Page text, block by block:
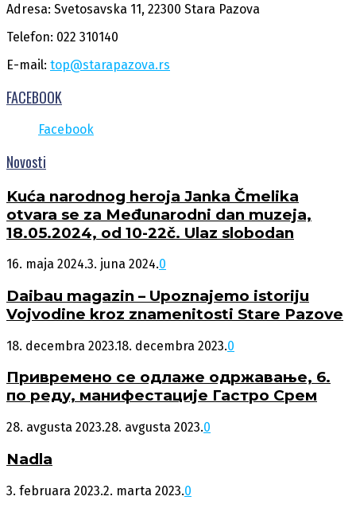
Adresa: Svetosavska 11, 22300 Stara Pazova
Telefon: 022 310140
E-mail: top@starapazova.rs
FACEBOOK
Facebook
Novosti
Kuća narodnog heroja Janka Čmelika
otvara se za Međunarodni dan muzeja,
18.05.2024, od 10-22č. Ulaz slobodan
16. maja 2024.3. juna 2024.0
Daibau magazin – Upoznajemo istoriju
Vojvodine kroz znamenitosti Stare Pazove
18. decembra 2023.18. decembra 2023.0
Привремено се одлаже одржавање, 6.
по реду, манифестације Гастро Срем
28. avgusta 2023.28. avgusta 2023.0
Nadla
3. februara 2023.2. marta 2023.0